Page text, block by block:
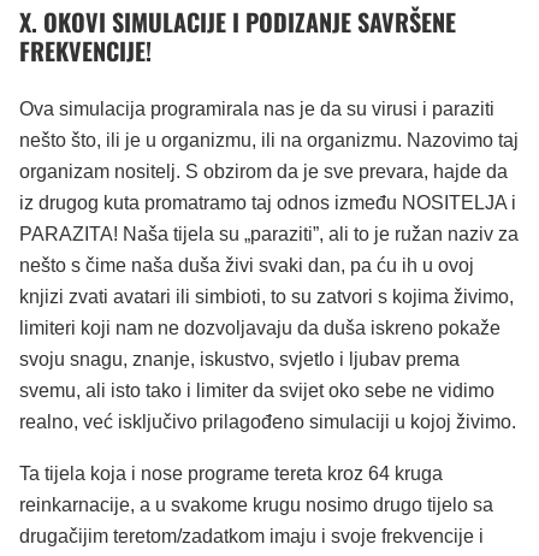
X. OKOVI SIMULACIJE I PODIZANJE SAVRŠENE
FREKVENCIJE!
Ova simulacija programirala nas je da su virusi i paraziti
nešto što, ili je u organizmu, ili na organizmu. Nazovimo taj
organizam nositelj. S obzirom da je sve prevara, hajde da
iz drugog kuta promatramo taj odnos između NOSITELJA i
PARAZITA! Naša tijela su „paraziti”, ali to je ružan naziv za
nešto s čime naša duša živi svaki dan, pa ću ih u ovoj
knjizi zvati avatari ili simbioti, to su zatvori s kojima živimo,
limiteri koji nam ne dozvoljavaju da duša iskreno pokaže
svoju snagu, znanje, iskustvo, svjetlo i ljubav prema
svemu, ali isto tako i limiter da svijet oko sebe ne vidimo
realno, već isključivo prilagođeno simulaciji u kojoj živimo.
Ta tijela koja i nose programe tereta kroz 64 kruga
reinkarnacije, a u svakome krugu nosimo drugo tijelo sa
drugačijim teretom/zadatkom imaju i svoje frekvencije i